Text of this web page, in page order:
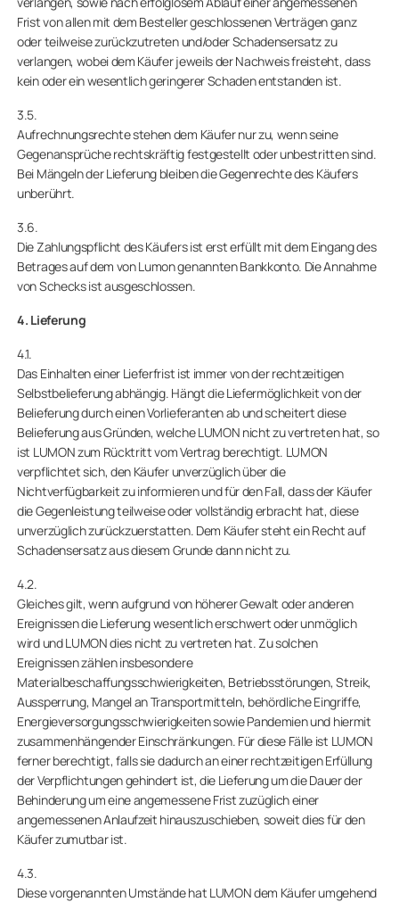
Frist von allen mit dem Besteller geschlossenen Verträgen ganz
oder teilweise zurückzutreten und/oder Schadensersatz zu
verlangen, wobei dem Käufer jeweils der Nachweis freisteht, dass
kein oder ein wesentlich geringerer Schaden entstanden ist.
3.5.
Aufrechnungsrechte stehen dem Käufer nur zu, wenn seine
Gegenansprüche rechtskräftig festgestellt oder unbestritten sind.
Bei Mängeln der Lieferung bleiben die Gegenrechte des Käufers
unberührt.
3.6.
Die Zahlungspflicht des Käufers ist erst erfüllt mit dem Eingang des
Betrages auf dem von Lumon genannten Bankkonto. Die Annahme
von Schecks ist ausgeschlossen.
4. Lieferung
4.1.
Das Einhalten einer Lieferfrist ist immer von der rechtzeitigen
Selbstbelieferung abhängig. Hängt die Liefermöglichkeit von der
Belieferung durch einen Vorlieferanten ab und scheitert diese
Belieferung aus Gründen, welche LUMON nicht zu vertreten hat, so
ist LUMON zum Rücktritt vom Vertrag berechtigt. LUMON
verpflichtet sich, den Käufer unverzüglich über die
Nichtverfügbarkeit zu informieren und für den Fall, dass der Käufer
die Gegenleistung teilweise oder vollständig erbracht hat, diese
unverzüglich zurückzuerstatten. Dem Käufer steht ein Recht auf
Schadensersatz aus diesem Grunde dann nicht zu.
4.2.
Gleiches gilt, wenn aufgrund von höherer Gewalt oder anderen
Ereignissen die Lieferung wesentlich erschwert oder unmöglich
wird und LUMON dies nicht zu vertreten hat. Zu solchen
Ereignissen zählen insbesondere
Materialbeschaffungsschwierigkeiten, Betriebsstörungen, Streik,
Aussperrung, Mangel an Transportmitteln, behördliche Eingriffe,
Energieversorgungsschwierigkeiten sowie Pandemien und hiermit
zusammenhängender Einschränkungen. Für diese Fälle ist LUMON
ferner berechtigt, falls sie dadurch an einer rechtzeitigen Erfüllung
der Verpflichtungen gehindert ist, die Lieferung um die Dauer der
Behinderung um eine angemessene Frist zuzüglich einer
angemessenen Anlaufzeit hinauszuschieben, soweit dies für den
Käufer zumutbar ist.
4.3.
Diese vorgenannten Umstände hat LUMON dem Käufer umgehend